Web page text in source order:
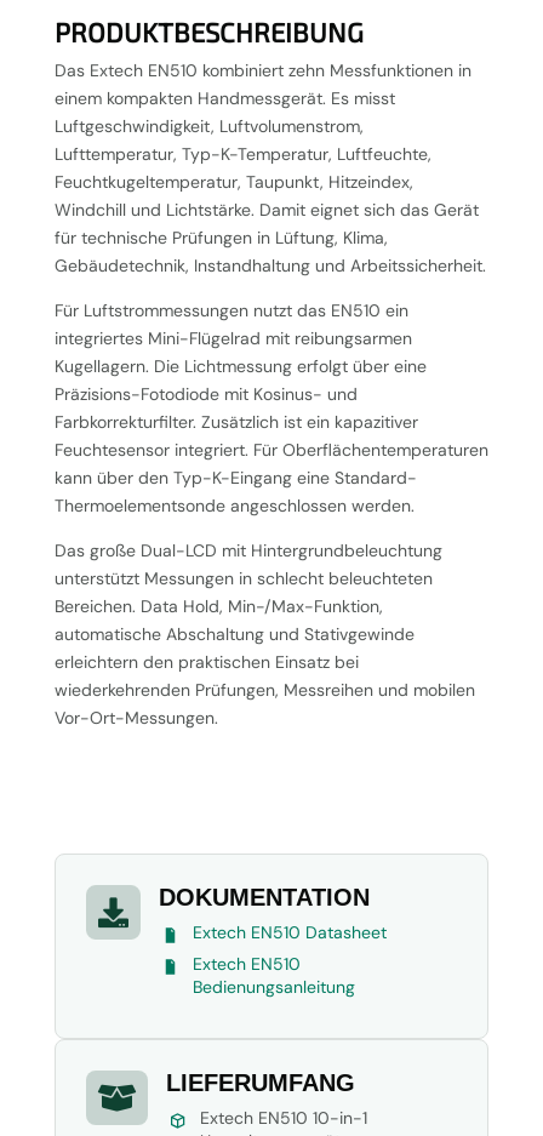
PRODUKTBESCHREIBUNG
Das Extech EN510 kombiniert zehn Messfunktionen in
einem kompakten Handmessgerät. Es misst
Luftgeschwindigkeit, Luftvolumenstrom,
Lufttemperatur, Typ-K-Temperatur, Luftfeuchte,
Feuchtkugeltemperatur, Taupunkt, Hitzeindex,
Windchill und Lichtstärke. Damit eignet sich das Gerät
für technische Prüfungen in Lüftung, Klima,
Gebäudetechnik, Instandhaltung und Arbeitssicherheit.
Für Luftstrommessungen nutzt das EN510 ein
integriertes Mini-Flügelrad mit reibungsarmen
Kugellagern. Die Lichtmessung erfolgt über eine
Präzisions-Fotodiode mit Kosinus- und
Farbkorrekturfilter. Zusätzlich ist ein kapazitiver
Feuchtesensor integriert. Für Oberflächentemperaturen
kann über den Typ-K-Eingang eine Standard-
Thermoelementsonde angeschlossen werden.
Das große Dual-LCD mit Hintergrundbeleuchtung
unterstützt Messungen in schlecht beleuchteten
Bereichen. Data Hold, Min-/Max-Funktion,
automatische Abschaltung und Stativgewinde
erleichtern den praktischen Einsatz bei
wiederkehrenden Prüfungen, Messreihen und mobilen
Vor-Ort-Messungen.
 DOKUMENTATION
Extech EN510 Datasheet
Extech EN510
Bedienungsanleitung
 LIEFERUMFANG
Extech EN510 10-in-1